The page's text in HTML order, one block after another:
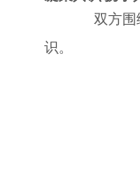
双方围
识。